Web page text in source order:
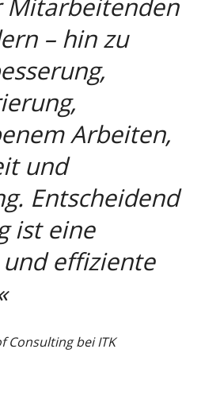
Mitarbeitenden
– hin zu
Arbeiten,
und
Entscheidend
ist eine
effiziente
Consulting bei ITK